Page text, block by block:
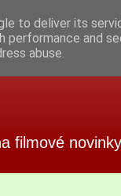
filmové
to deliver its
performance and
abuse.